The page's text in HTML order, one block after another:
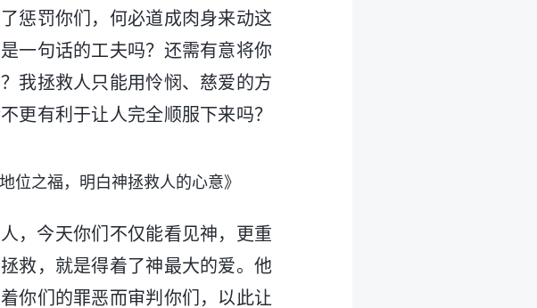
惩罚你们，何必道成肉身来动这
一句话的工夫吗？还需有意将你
我拯救人只能用怜悯、慈爱的方
更有利于让人完全顺服下来吗？
之福，明白神拯救人的心意》
，今天你们不仅能看见神，更重
救，就是得着了神最大的爱。他
你们的罪恶而审判你们，以此让